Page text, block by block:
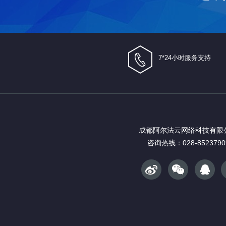
7*24小时服务支持
成都阿尔法云网络科技有限
咨询热线：028-